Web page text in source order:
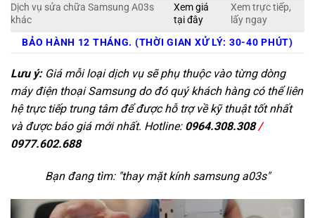
Dịch vụ sửa chữa Samsung A03s
khác
Xem giá
tại đây
Xem trực tiếp,
lấy ngay
BẢO HÀNH 12 THÁNG. (THỜI GIAN XỬ LÝ: 30-40 PHÚT)
Lưu ý:Giá mỗi loại dịch vụ sẽ phụ thuộc vào từng dòng
máy điện thoại Samsung do đó quý khách hàng có thể liên
hệ trực tiếp trung tâm để được hỗ trợ về kỹ thuật tốt nhất
và được báo giá mới nhất. Hotline: 0964.308.308/
0977.602.688
Bạn đang tìm: "thay mặt kính samsung a03s"